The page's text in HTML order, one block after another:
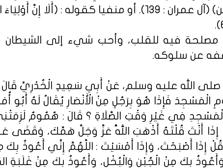
الأعلون إن كنتم مؤمنين) (آل عمران : 139). أو منفيا
مصلحة فيه للقلب، وأحب شيء إلى الشيطان
عن سلوكه.
صلى الله عليه وسلم، عَنْ أَبِي سَعِيدٍ الْخُدْرِيِّ
الْمَسْجِدَ فَإِذَا هُوَ بِرَجُلٍ مِنْ الْأَنْصَارِ يُقَالُ لَهُ أَبُو
فِي غَيْرِ وَقْتِ الصَّلَاةِ ؟ قَالَ : هُمُومٌ
إِذَا أَنْتَ قُلْتَهُ أَذْهَبَ اللَّهُ عَزَّ وَجَلَّ هَمَّكَ، وَقَضَى
قُلْ إِذَا أَصْبَحْتَ، وَإِذَا أَمْسَيْتَ : اللَّهُمَّ إِنِّي أَعُوذُ بِكَ
بِكَ مِنْ الْجُبْنِ وَالْبُخْلِ، وَأَعُوذُ بِكَ مِنْ غَلَبَةِ